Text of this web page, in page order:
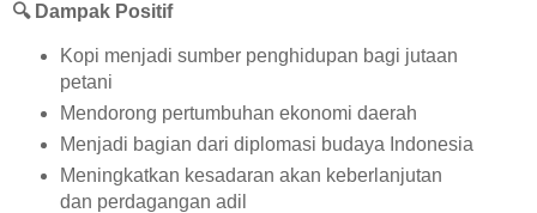
🔍Dampak Positif
Kopi menjadi sumber penghidupan bagi jutaan
petani
Mendorong pertumbuhan ekonomi daerah
Menjadi bagian dari diplomasi budaya Indonesia
Meningkatkan kesadaran akan keberlanjutan
dan perdagangan adil